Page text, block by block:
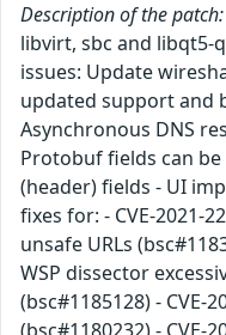
Description of the patch:
libvirt, sbc and
issues: Update
updated support and
Asynchronous DNS
Protobuf fields can
(header) fields - UI
fixes for: - CVE-2021-
unsafe URLs
WSP dissector
(bsc#1185128) - CVE-